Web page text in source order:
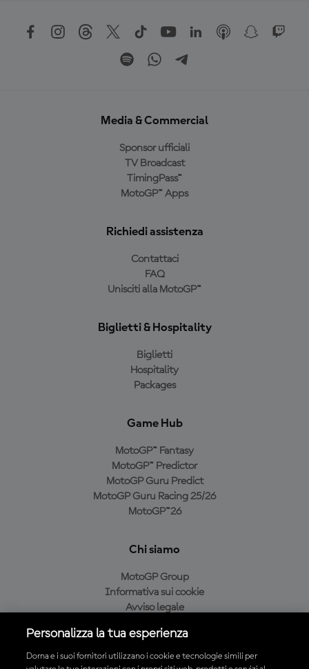
Media & Commercial
Sponsor ufficiali
TV Broadcast
TimingPass™
MotoGP™ Apps
Richiedi assistenza
Contattaci
FAQ
Unisciti alla MotoGP™
Biglietti & Hospitality
Biglietti
Hospitality
Packages
Game Hub
MotoGP™ Fantasy
MotoGP™ Predictor
MotoGP Guru Predict
MotoGP Guru Racing 25/26
MotoGP™26
Chi siamo
MotoGP Group
Informativa sui cookie
Avviso legale
Condizioni di acquisto
Personalizza la tua esperienza
Dorna e i suoi fornitori utilizzano i cookie e tecnologie simili per